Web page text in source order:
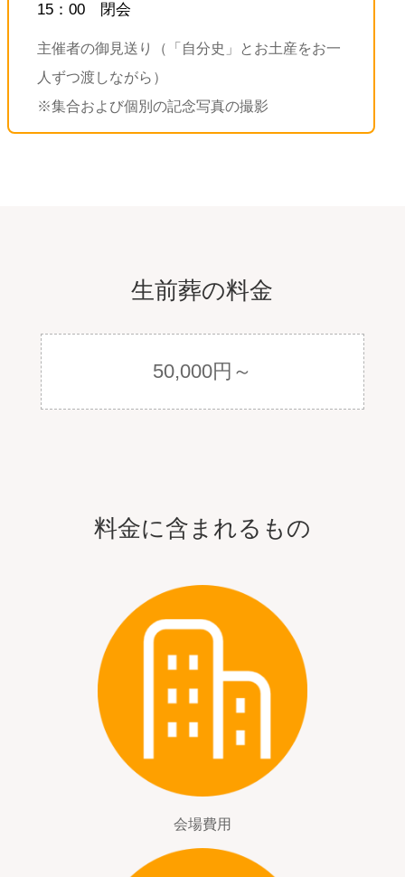
15：00 閉会
主催者の御見送り（「自分史」とお土産をお一
人ずつ渡しながら）
※集合および個別の記念写真の撮影
生前葬の料金
50,000円～
料金に含まれるもの
会場費用